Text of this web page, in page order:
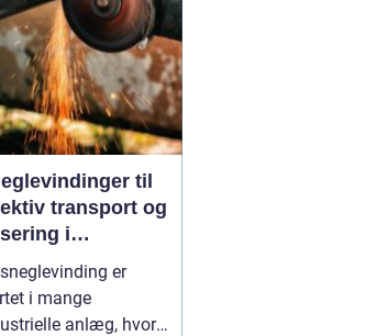
til
transport og
i
er
i mange
anlæg, hvor